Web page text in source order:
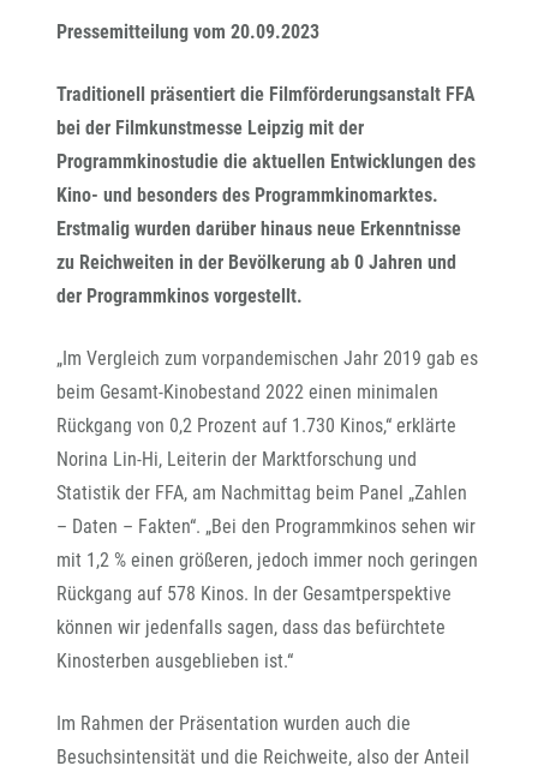
Pressemitteilung vom 20.09.2023
Traditionell präsentiert die Filmförderungsanstalt FFA
bei der Filmkunstmesse Leipzig mit der
Programmkinostudie die aktuellen Entwicklungen des
Kino- und besonders des Programmkinomarktes.
Erstmalig wurden darüber hinaus neue Erkenntnisse
zu Reichweiten in der Bevölkerung ab 0 Jahren und
der Programmkinos vorgestellt.
„Im Vergleich zum vorpandemischen Jahr 2019 gab es
beim Gesamt-Kinobestand 2022 einen minimalen
Rückgang von 0,2 Prozent auf 1.730 Kinos,“ erklärte
Norina Lin-Hi, Leiterin der Marktforschung und
Statistik der FFA, am Nachmittag beim Panel „Zahlen
– Daten – Fakten“. „Bei den Programmkinos sehen wir
mit 1,2 % einen größeren, jedoch immer noch geringen
Rückgang auf 578 Kinos. In der Gesamtperspektive
können wir jedenfalls sagen, dass das befürchtete
Kinosterben ausgeblieben ist.“
Im Rahmen der Präsentation wurden auch die
Besuchsintensität und die Reichweite, also der Anteil